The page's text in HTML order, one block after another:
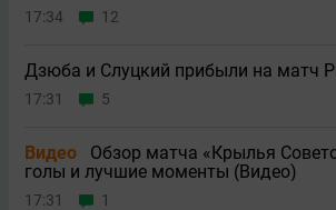
17:34 12
Дзюба и Слуцкий прибыли на матч
17:31 5
Видео
Обзор матча «Крылья
голы и лучшие моменты (Видео)
17:31 1